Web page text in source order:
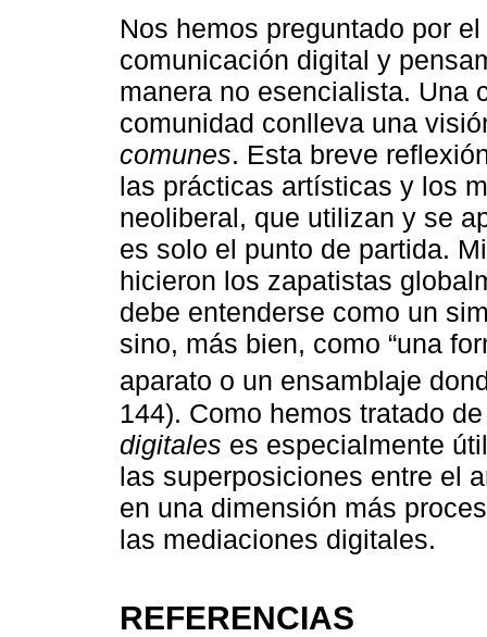
Nos hemos preguntado por
comunicación digital y
manera no esencialista. Una
comunidad conlleva una
comunes. Esta breve
las prácticas artísticas y los
neoliberal, que utilizan y se
es solo el punto de partida.
hicieron los zapatistas
debe entenderse como un
sino, más bien, como “una
aparato o un ensamblaje
144). Como hemos tratado
digitales es especialmente
las superposiciones entre el
en una dimensión más
las mediaciones digitales.
REFERENCIAS